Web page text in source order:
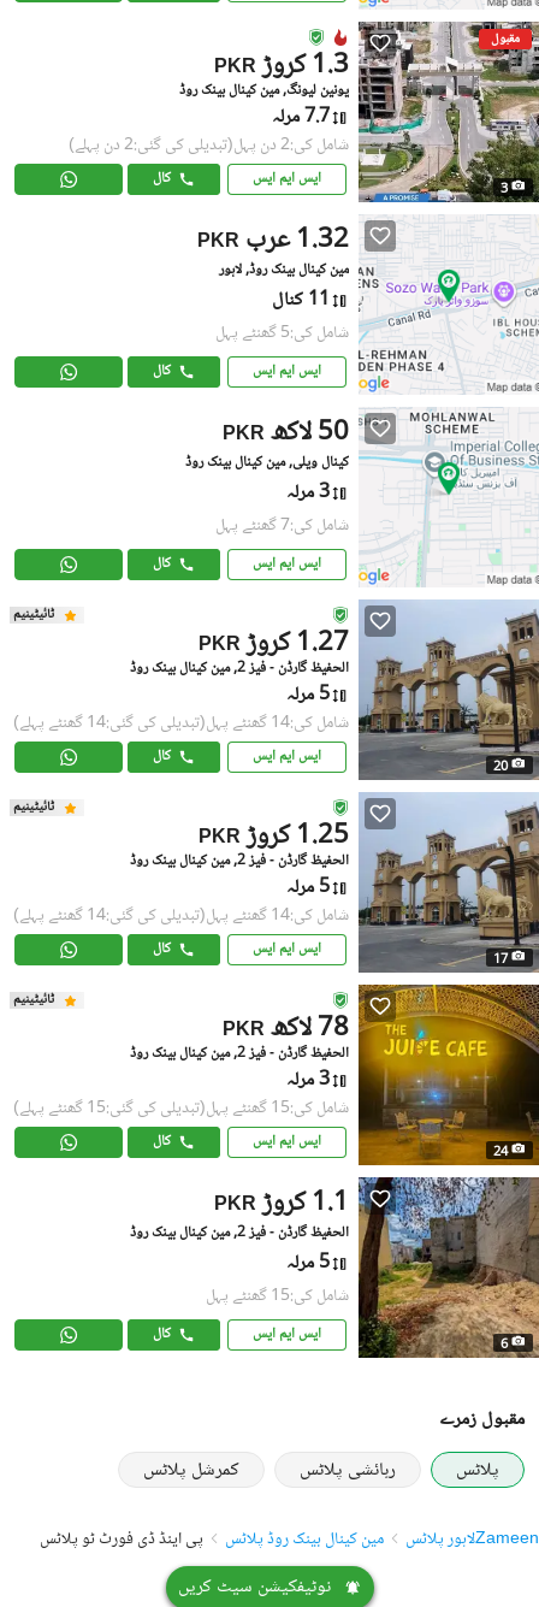
مقبول
3
PKR 1.3 کروڑ
یونین لیونگ, مین کینال بینک روڈ
7.7 مرلہ
شامل کی:2 دن پہل (تبدیلی کی گئی:2 دن پہلے)
ایس ایم ایس کال
PKR 1.32 عرب
مین کینال بینک روڈ, لاہور
11 کنال
شامل کی:5 گھنٹے پہل
ایس ایم ایس کال
PKR 50 لاکھ
کینال ویلی, مین کینال بینک روڈ
3 مرلہ
شامل کی:7 گھنٹے پہل
ایس ایم ایس کال
20
ٹائیٹینیم
PKR 1.27 کروڑ
الحفیظ گارڈن - فیز 2, مین کینال بینک روڈ
5 مرلہ
شامل کی:14 گھنٹے پہل (تبدیلی کی گئی:14 گھنٹے پہلے)
ایس ایم ایس کال
17
ٹائیٹینیم
PKR 1.25 کروڑ
الحفیظ گارڈن - فیز 2, مین کینال بینک روڈ
5 مرلہ
شامل کی:14 گھنٹے پہل (تبدیلی کی گئی:14 گھنٹے پہلے)
ایس ایم ایس کال
24
ٹائیٹینیم
PKR 78 لاکھ
الحفیظ گارڈن - فیز 2, مین کینال بینک روڈ
3 مرلہ
شامل کی:15 گھنٹے پہل (تبدیلی کی گئی:15 گھنٹے پہلے)
ایس ایم ایس کال
6
PKR 1.1 کروڑ
الحفیظ گارڈن - فیز 2, مین کینال بینک روڈ
5 مرلہ
شامل کی:15 گھنٹے پہل
ایس ایم ایس کال
مقبول زمرے
پلاٹس
رہائشی پلاٹس کمرشل پلاٹس
Zameenلاہور پلاٹس مین کینال بینک روڈ پلاٹس پی اینڈ ڈی فورٹ ٹو پلاٹس
نوٹیفکیشن سیٹ کریں